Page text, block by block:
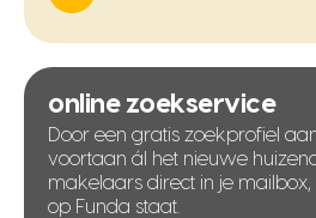
online zoekservice
Door een gratis zoekprofiel
voortaan ál het nieuwe
makelaars direct in je
op Funda staat.